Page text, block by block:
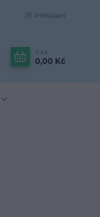
Přihlášení
0 ks
0,00 Kč